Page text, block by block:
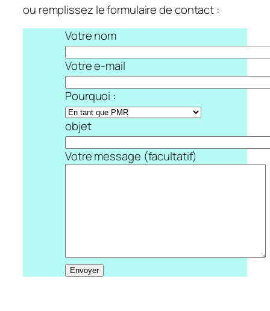
ou remplissez le formulaire de contact :
Votre nom
Votre e-mail
Pourquoi :
objet
Votre message (facultatif)